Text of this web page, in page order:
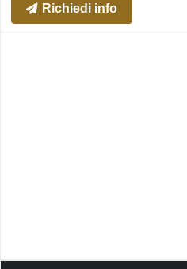
Richiedi info